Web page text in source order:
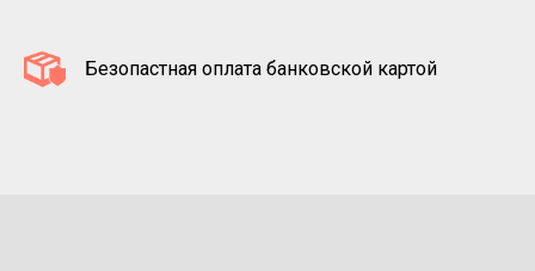
Безопастная оплата банковской картой